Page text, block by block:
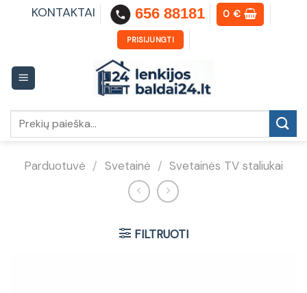
KONTAKTAI 656 88181 0€
PRISIJUNGTI
Parduotuvė / Svetainė / Svetainės TV staliukai
FILTRUOTI